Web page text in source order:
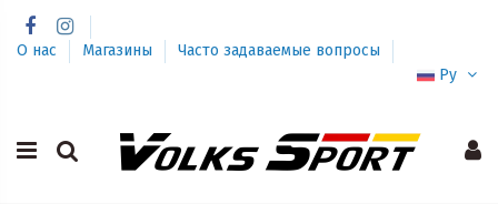
О нас Магазины
Часто задаваемые вопросы
Ру